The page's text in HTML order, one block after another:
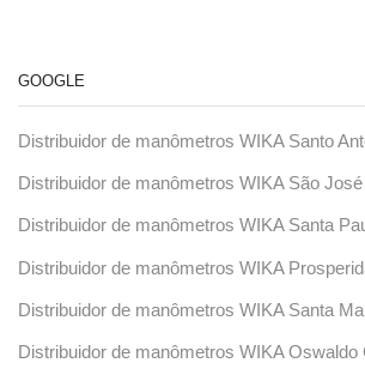
GOOGLE
Distribuidor de manômetros WIKA Santo
Distribuidor de manômetros WIKA São José
Distribuidor de manômetros WIKA Santa
Distribuidor de manômetros WIKA
Distribuidor de manômetros WIKA Santa
Distribuidor de manômetros WIKA Oswaldo